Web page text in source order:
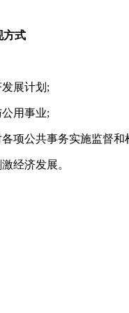
方式
展计划;
用事业;
项公共事务实施监督和
经济发展。